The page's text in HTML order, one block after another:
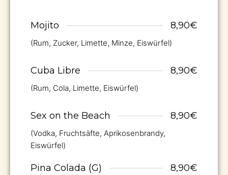
Mojito 8,90€
(Rum, Zucker, Limette, Minze, Eiswürfel)
Cuba Libre 8,90€
(Rum, Cola, Limette, Eiswürfel)
Sex on the Beach 8,90€
(Vodka, Fruchtsäfte, Aprikosenbrandy,
Eiswürfel)
Pina Colada (G) 8,90€